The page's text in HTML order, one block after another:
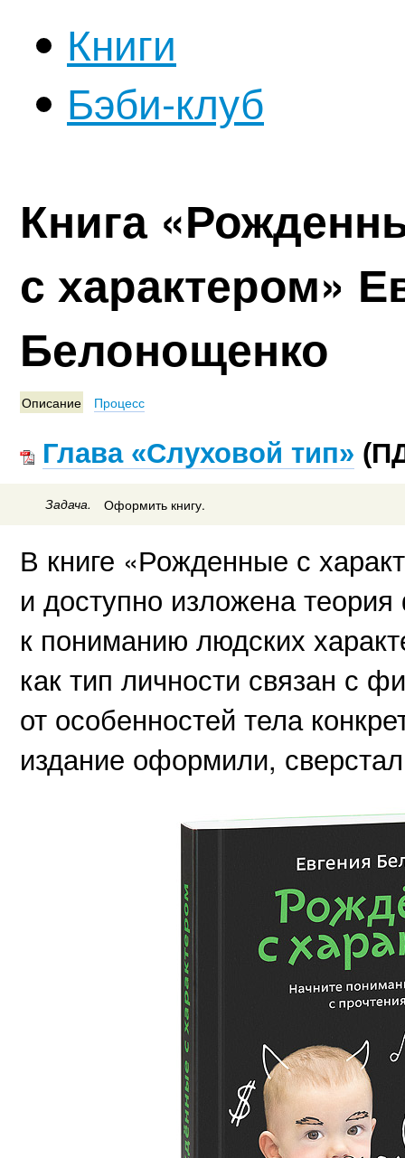
Книги
Бэби-клуб
Книга
с характером»
Белонощенко
Описание Процесс
Глава «Слуховой тип»
Задача. Оформить книгу.
В книге «Рожденные с
и доступно изложена
к пониманию людских
как тип личности связан с
от особенностей тела
издание оформили,